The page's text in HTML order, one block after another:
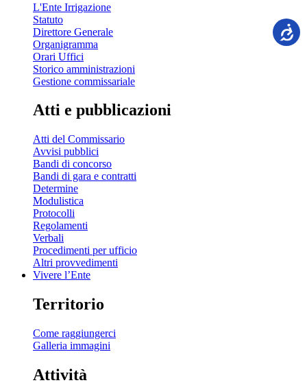
L'Ente Irrigazione
Statuto
Direttore Generale
Organigramma
Orari Uffici
Storico amministrazioni
Gestione commissariale
Atti e pubblicazioni
Atti del Commissario
Avvisi pubblici
Bandi di concorso
Bandi di gara e contratti
Determine
Modulistica
Protocolli
Regolamenti
Verbali
Procedimenti per ufficio
Altri provvedimenti
Vivere l’Ente
Territorio
Come raggiungerci
Galleria immagini
Attività